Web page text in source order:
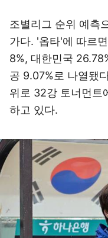
조별리그 순위 예측
가다. '옵타'에 따르
8%, 대한민국
공 9.07%로 나열됐
위로 32강 토너먼트
하고 있다.